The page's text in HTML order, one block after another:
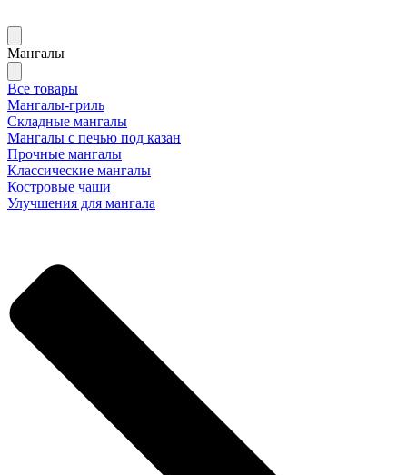
Мангалы
Все товары
Мангалы-гриль
Складные мангалы
Мангалы с печью под казан
Прочные мангалы
Классические мангалы
Костровые чаши
Улучшения для мангала